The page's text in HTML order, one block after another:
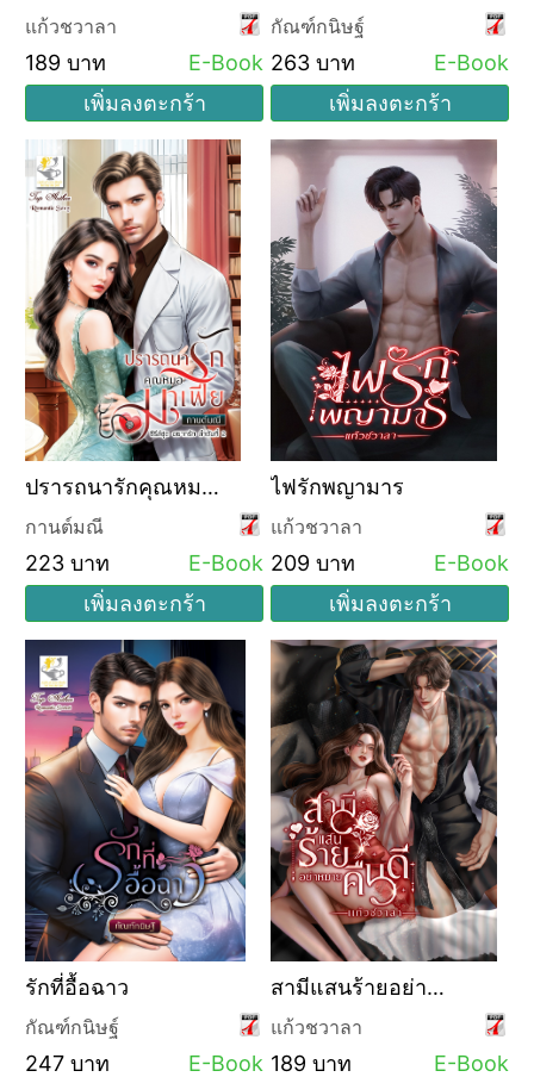
อย่าเล่นกับใจ
แก้วชวาลา
189 บาท
E-Book
เพิ่มลงตะกร้า
กัณฑ์กนิษฐ์
263 บาท
E-Book
เพิ่มลงตะกร้า
ปรารถนารักคุณหมอ
มาเฟีย (ซีรีส์ชุด อยาก
รัก ลำดับที่ 2)
กานต์มณี
223 บาท
E-Book
เพิ่มลงตะกร้า
ไฟรักพญามาร
แก้วชวาลา
209 บาท
E-Book
เพิ่มลงตะกร้า
รักที่อื้อฉาว
กัณฑ์กนิษฐ์
247 บาท
E-Book
สามีแสนร้ายอย่า
หมายคืนดี
แก้วชวาลา
189 บาท
E-Book